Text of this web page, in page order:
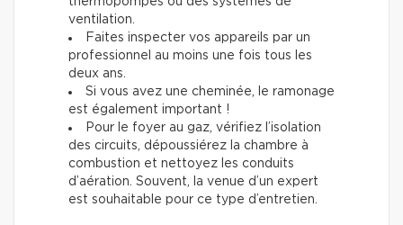
ventilation.
Faites inspecter vos appareils par un
professionnel au moins une fois tous les
deux ans.
Si vous avez une cheminée, le ramonage
est également important !
Pour le foyer au gaz, vérifiez l’isolation
des circuits, dépoussiérez la chambre à
combustion et nettoyez les conduits
d’aération. Souvent, la venue d’un expert
est souhaitable pour ce type d’entretien.